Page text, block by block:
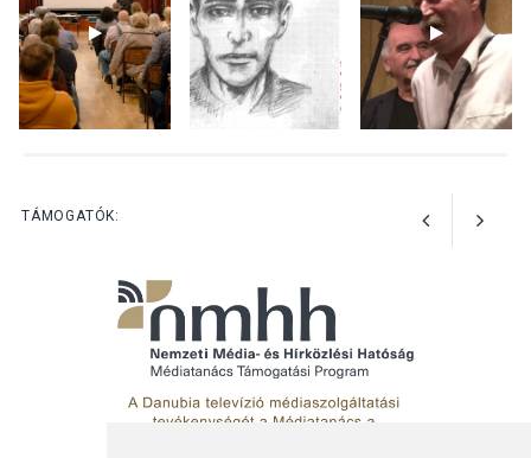
termésmennyisége
KULTÚRA 2026 AUG 04
TÁMOGATÓK: